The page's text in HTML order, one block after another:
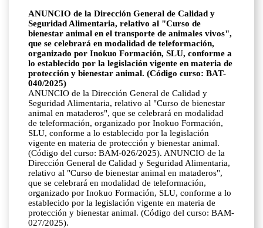
ANUNCIO de la Dirección General de Calidad y
Seguridad Alimentaria, relativo al "Curso de
bienestar animal en el transporte de animales vivos",
que se celebrará en modalidad de teleformación,
organizado por Inokuo Formación, SLU, conforme a
lo establecido por la legislación vigente en materia de
protección y bienestar animal. (Código curso: BAT-
040/2025)
ANUNCIO de la Dirección General de Calidad y
Seguridad Alimentaria, relativo al "Curso de bienestar
animal en mataderos", que se celebrará en modalidad
de teleformación, organizado por Inokuo Formación,
SLU, conforme a lo establecido por la legislación
vigente en materia de protección y bienestar animal.
(Código del curso: BAM-026/2025). ANUNCIO de la
Dirección General de Calidad y Seguridad Alimentaria,
relativo al "Curso de bienestar animal en mataderos",
que se celebrará en modalidad de teleformación,
organizado por Inokuo Formación, SLU, conforme a lo
establecido por la legislación vigente en materia de
protección y bienestar animal. (Código del curso: BAM-
027/2025).